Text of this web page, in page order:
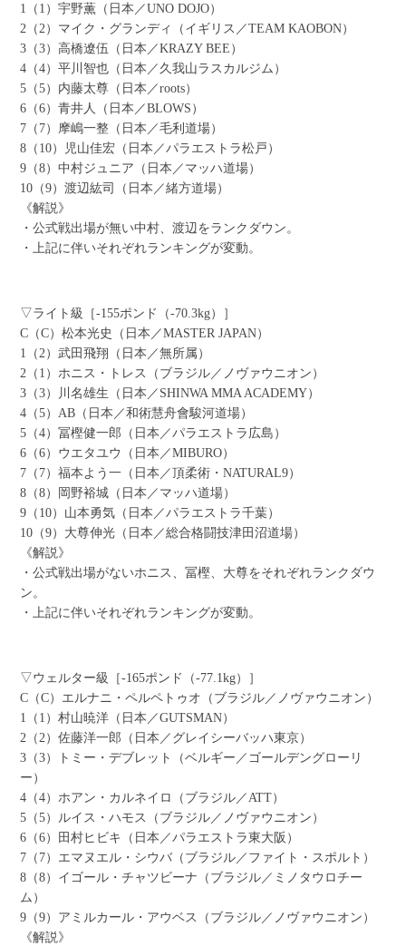
1（1）宇野薫（日本／UNO DOJO）
2（2）マイク・グランディ（イギリス／TEAM KAOBON）
3（3）高橋遼伍（日本／KRAZY BEE）
4（4）平川智也（日本／久我山ラスカルジム）
5（5）内藤太尊（日本／roots）
6（6）青井人（日本／BLOWS）
7（7）摩嶋一整（日本／毛利道場）
8（10）児山佳宏（日本／パラエストラ松戸）
9（8）中村ジュニア（日本／マッハ道場）
10（9）渡辺紘司（日本／緒方道場）
《解説》
・公式戦出場が無い中村、渡辺をランクダウン。
・上記に伴いそれぞれランキングが変動。
▽ライト級［-155ポンド（-70.3kg）］
C（C）松本光史（日本／MASTER JAPAN）
1（2）武田飛翔（日本／無所属）
2（1）ホニス・トレス（ブラジル／ノヴァウニオン）
3（3）川名雄生（日本／SHINWA MMA ACADEMY）
4（5）AB（日本／和術慧舟會駿河道場）
5（4）冨樫健一郎（日本／パラエストラ広島）
6（6）ウエタユウ（日本／MIBURO）
7（7）福本よう一（日本／頂柔術・NATURAL9）
8（8）岡野裕城（日本／マッハ道場）
9（10）山本勇気（日本／パラエストラ千葉）
10（9）大尊伸光（日本／総合格闘技津田沼道場）
《解説》
・公式戦出場がないホニス、冨樫、大尊をそれぞれランクダウ
ン。
・上記に伴いそれぞれランキングが変動。
▽ウェルター級［-165ポンド（-77.1kg）］
C（C）エルナニ・ペルペトゥオ（ブラジル／ノヴァウニオン）
1（1）村山暁洋（日本／GUTSMAN）
2（2）佐藤洋一郎（日本／グレイシーバッハ東京）
3（3）トミー・デブレット（ベルギー／ゴールデングローリ
ー）
4（4）ホアン・カルネイロ（ブラジル／ATT）
5（5）ルイス・ハモス（ブラジル／ノヴァウニオン）
6（6）田村ヒビキ（日本／パラエストラ東大阪）
7（7）エマヌエル・シウバ（ブラジル／ファイト・スポルト）
8（8）イゴール・チャツビーナ（ブラジル／ミノタウロチー
ム）
9（9）アミルカール・アウベス（ブラジル／ノヴァウニオン）
《解説》